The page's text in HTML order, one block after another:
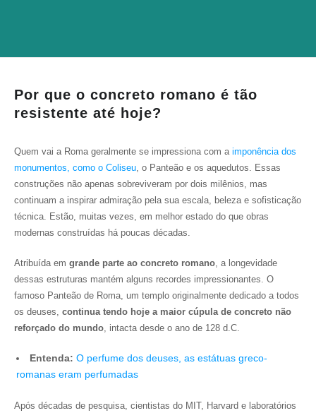
Por que o concreto romano é tão
resistente até hoje?
Quem vai a Roma geralmente se impressiona com a imponência dos
monumentos, como o Coliseu, o Panteão e os aquedutos. Essas
construções não apenas sobreviveram por dois milênios, mas
continuam a inspirar admiração pela sua escala, beleza e sofisticação
técnica. Estão, muitas vezes, em melhor estado do que obras
modernas construídas há poucas décadas.
Atribuída em grande parte ao concreto romano, a longevidade
dessas estruturas mantém alguns recordes impressionantes. O
famoso Panteão de Roma, um templo originalmente dedicado a todos
os deuses, continua tendo hoje a maior cúpula de concreto não
reforçado do mundo, intacta desde o ano de 128 d.C.
Entenda: O perfume dos deuses, as estátuas greco-
romanas eram perfumadas
Após décadas de pesquisa, cientistas do MIT, Harvard e laboratórios